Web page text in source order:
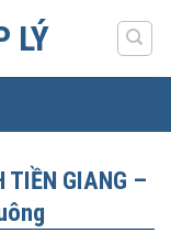
LÝ
TIỀN GIANG –